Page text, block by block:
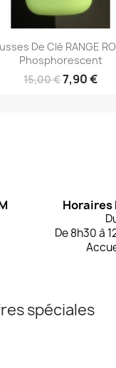
 Aperçu rapide
De Clé RANGE
Phosphorescent
15,00 €7,90 €
De 8h30 à
spéciales